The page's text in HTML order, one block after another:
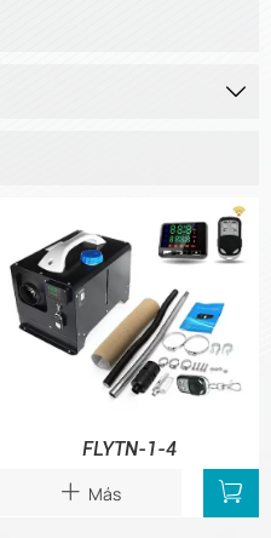

FLYTN-1-4
 Más 